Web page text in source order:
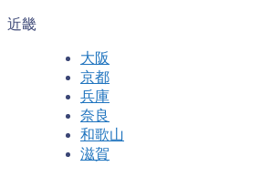
近畿
大阪
京都
兵庫
奈良
和歌山
滋賀